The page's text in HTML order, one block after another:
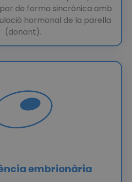
de forma sincrònica amb
hormonal de la parella
(donant).
embrionària